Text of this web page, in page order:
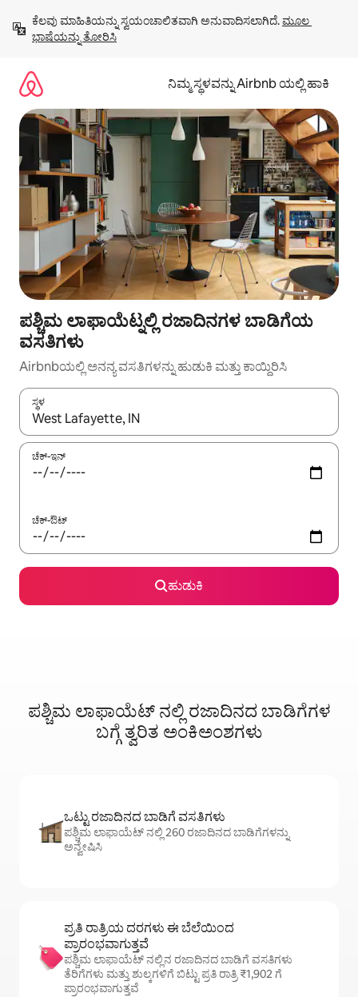
ಹೋಗಿ
ಕೆಲವು ಮಾಹಿತಿಯನ್ನು ಸ್ವಯಂಚಾಲಿತವಾಗಿ ಅನುವಾದಿಸಲಾಗಿದೆ. ಮೂಲ
ಭಾಷೆಯನ್ನು ತೋರಿಸಿ
ನಿಮ್ಮ ಸ್ಥಳವನ್ನು Airbnb ಯಲ್ಲಿ ಹಾಕಿ
ಪಶ್ಚಿಮ ಲಾಫಾಯೆಟ್ನಲ್ಲಿ ರಜಾದಿನಗಳ ಬಾಡಿಗೆಯ
ವಸತಿಗಳು
Airbnbಯಲ್ಲಿ ಅನನ್ಯ ವಸತಿಗಳನ್ನು ಹುಡುಕಿ ಮತ್ತು ಕಾಯ್ದಿರಿಸಿ
ಸ್ಥಳ
ಫಲಿತಾಂಶಗಳು ಲಭ್ಯವಿರುವಾಗ, ಅಪ್ ಮತ್ತು ಡೌನ್ ಬಾಣದ ಕೀಲಿಗಳೊಂದಿಗೆ
ಚೆಕ್-ಇನ್
ಚೆಕ್-ಔಟ್
ಹುಡುಕಿ
ಪಶ್ಚಿಮ ಲಾಫಾಯೆಟ್ ನಲ್ಲಿ ರಜಾದಿನದ ಬಾಡಿಗೆಗಳ
ಬಗ್ಗೆ ತ್ವರಿತ ಅಂಕಿಅಂಶಗಳು
ಒಟ್ಟು ರಜಾದಿನದ ಬಾಡಿಗೆ ವಸತಿಗಳು
ಪಶ್ಚಿಮ ಲಾಫಾಯೆಟ್ ನಲ್ಲಿ 260 ರಜಾದಿನದ ಬಾಡಿಗೆಗಳನ್ನು
ಅನ್ವೇಷಿಸಿ
ಪ್ರತಿ ರಾತ್ರಿಯ ದರಗಳು ಈ ಬೆಲೆಯಿಂದ
ಪ್ರಾರಂಭವಾಗುತ್ತವೆ
ಪಶ್ಚಿಮ ಲಾಫಾಯೆಟ್ ನಲ್ಲಿನ ರಜಾದಿನದ ಬಾಡಿಗೆ ವಸತಿಗಳು
ತೆರಿಗೆಗಳು ಮತ್ತು ಶುಲ್ಕಗಳಿಗೆ ಬಿಟ್ಟು ಪ್ರತಿ ರಾತ್ರಿ ₹1,902 ಗೆ
ಪ್ರಾರಂಭವಾಗುತ್ತವೆ